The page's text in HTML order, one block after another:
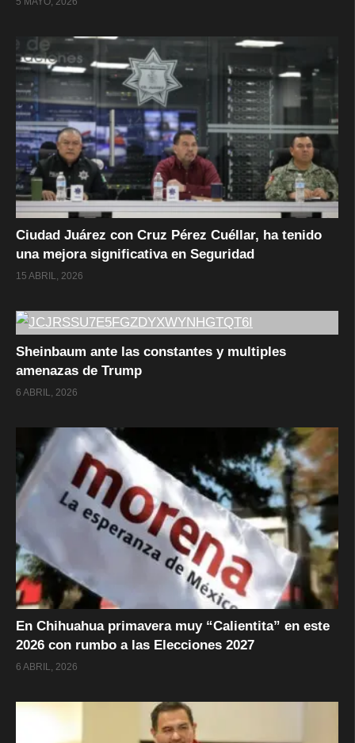
Ciudad Juárez con Cruz Pérez Cuéllar, ha tenido
una mejora significativa en Seguridad
15 ABRIL, 2026
Sheinbaum ante las constantes y multiples
amenazas de Trump
6 ABRIL, 2026
En Chihuahua primavera muy “Calientita” en este
2026 con rumbo a las Elecciones 2027
6 ABRIL, 2026